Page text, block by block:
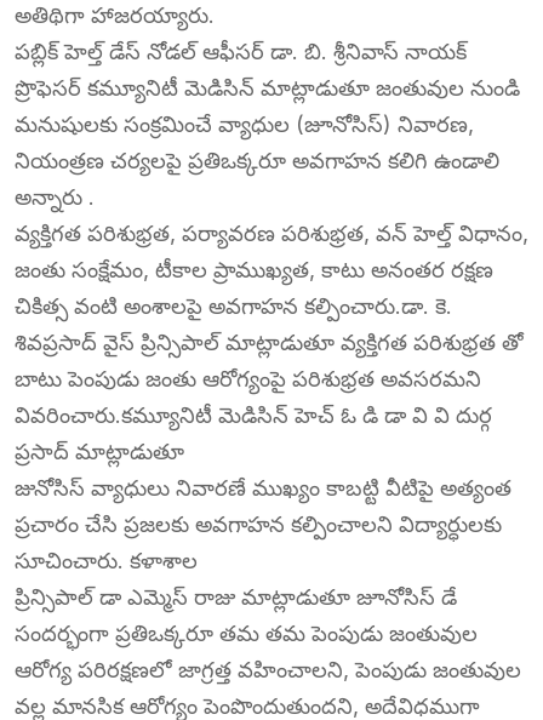
అతిథిగా హాజరయ్యారు.
పబ్లిక్ హెల్త్ డేస్ నోడల్ ఆఫీసర్ డా. బి. శ్రీనివాస్ నాయక్
ప్రొఫెసర్ కమ్యూనిటీ మెడిసిన్ మాట్లాడుతూ జంతువుల నుండి
మనుషులకు సంక్రమించే వ్యాధుల (జూనోసిస్) నివారణ,
నియంత్రణ చర్యలపై ప్రతిఒక్కరూ అవగాహన కలిగి ఉండాలి
అన్నారు .
వ్యక్తిగత పరిశుభ్రత, పర్యావరణ పరిశుభ్రత, వన్ హెల్త్ విధానం,
జంతు సంక్షేమం, టీకాల ప్రాముఖ్యత, కాటు అనంతర రక్షణ
చికిత్స వంటి అంశాలపై అవగాహన కల్పించారు.డా. కె.
శివప్రసాద్ వైస్ ప్రిన్సిపాల్ మాట్లాడుతూ వ్యక్తిగత పరిశుభ్రత తో
బాటు పెంపుడు జంతు ఆరోగ్యంపై పరిశుభ్రత అవసరమని
వివరించారు.కమ్యూనిటీ మెడిసిన్ హెచ్ ఓ డి డా వి వి దుర్గ
ప్రసాద్ మాట్లాడుతూ
జునోసిస్ వ్యాధులు నివారణే ముఖ్యం కాబట్టి వీటిపై అత్యంత
ప్రచారం చేసి ప్రజలకు అవగాహన కల్పించాలని విద్యార్ధులకు
సూచించారు. కళాశాల
ప్రిన్సిపాల్ డా ఎమ్మెస్ రాజు మాట్లాడుతూ జూనోసిస్ డే
సందర్భంగా ప్రతిఒక్కరూ తమ తమ పెంపుడు జంతువుల
ఆరోగ్య పరిరక్షణలో జాగ్రత్త వహించాలని, పెంపుడు జంతువుల
వల్ల మానసిక ఆరోగ్యం పెంపొందుతుందని, అదేవిధముగా